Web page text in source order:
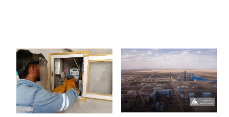
07 Mordad 1405 - 11:58